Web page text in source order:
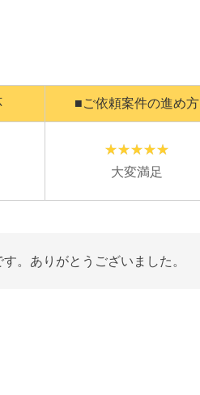
■ご依頼案件の進め方
大変満足
。ありがとうございました。